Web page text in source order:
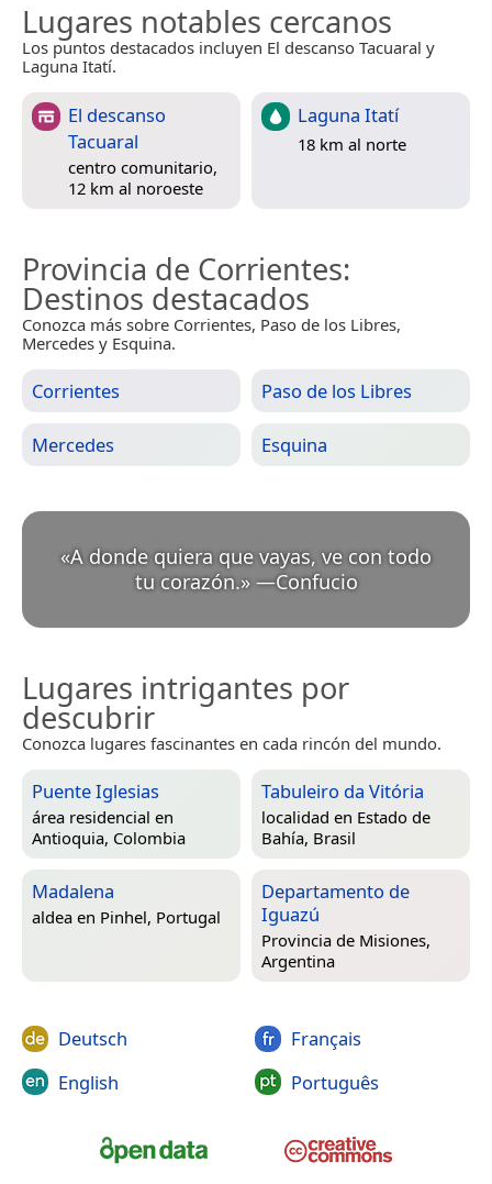
Lugares notables cercanos
Los puntos destacados incluyen El descanso Tacuaral y
Laguna Itatí.
El descanso
Tacuaral
centro comunitario,
12 km al noroeste
Laguna Itatí
18 km al norte
Provincia de Corrientes:
Destinos destacados
Conozca más sobre Corrientes, Paso de los Libres,
Mercedes y Esquina.
Corrientes Paso de los Libres
Mercedes Esquina
«A donde quiera que vayas, ve con todo
tu corazón.» —Confucio
Lugares intrigantes por
descubrir
Conozca lugares fascinantes en cada rincón del mundo.
Puente Iglesias
área residencial en
Antioquia, Colombia
Tabuleiro da Vitória
localidad en Estado de
Bahía, Brasil
Madalena
aldea en Pinhel, Portugal
Departamento de
Iguazú
Provincia de Misiones,
Argentina
Deutsch
English
Français
Português